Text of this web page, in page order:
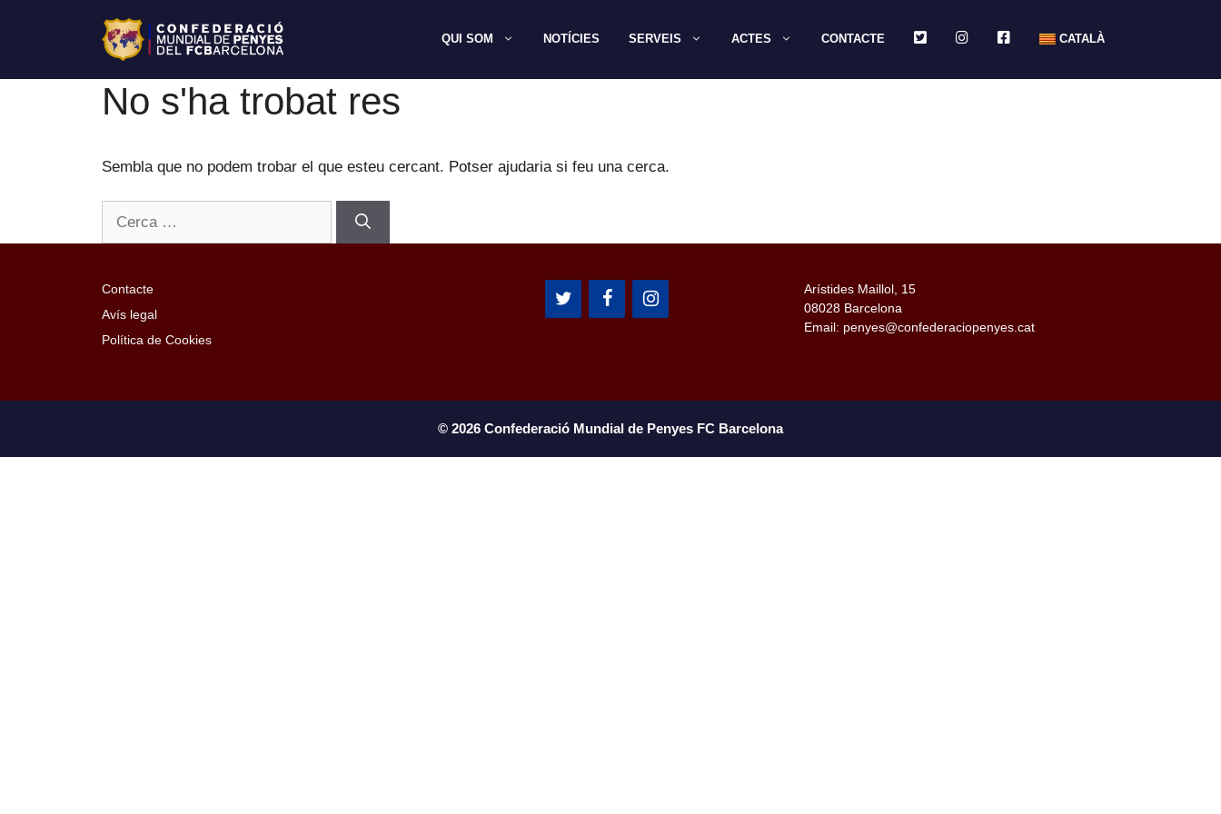
QUI SOM NOTÍCIES SERVEIS ACTES CONTACTE TWITTERINSTAGRAMFACEBOOKCATALÀ
No s'ha trobat res
Sembla que no podem trobar el que esteu cercant. Potser ajudaria si feu una cerca.
Contacte
Avís legal
Política de Cookies
Arístides Maillol, 15
08028 Barcelona
Email: penyes@confederaciopenyes.cat
© 2026 Confederació Mundial de Penyes FC Barcelona